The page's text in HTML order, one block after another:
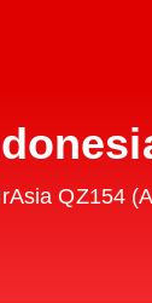
QZ154